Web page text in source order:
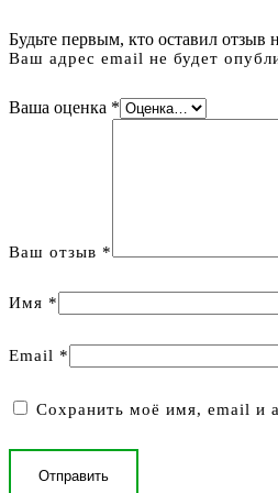
Будьте первым, кто оставил отзыв
Ваш адрес email не будет
Ваша оценка *
Ваш отзыв *
Имя *
Email *
Сохранить моё имя, email и